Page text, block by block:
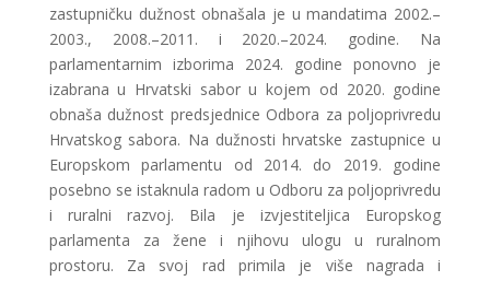
zastupničku dužnost obnašala je u mandatima 2002.–
2003., 2008.–2011. i 2020.–2024. godine. Na
parlamentarnim izborima 2024. godine ponovno je
izabrana u Hrvatski sabor u kojem od 2020. godine
obnaša dužnost predsjednice Odbora za poljoprivredu
Hrvatskog sabora. Na dužnosti hrvatske zastupnice u
Europskom parlamentu od 2014. do 2019. godine
posebno se istaknula radom u Odboru za poljoprivredu
i ruralni razvoj. Bila je izvjestiteljica Europskog
parlamenta za žene i njihovu ulogu u ruralnom
prostoru. Za svoj rad primila je više nagrada i